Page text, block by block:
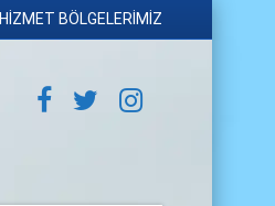
HİZMET BÖLGELERİMİZ